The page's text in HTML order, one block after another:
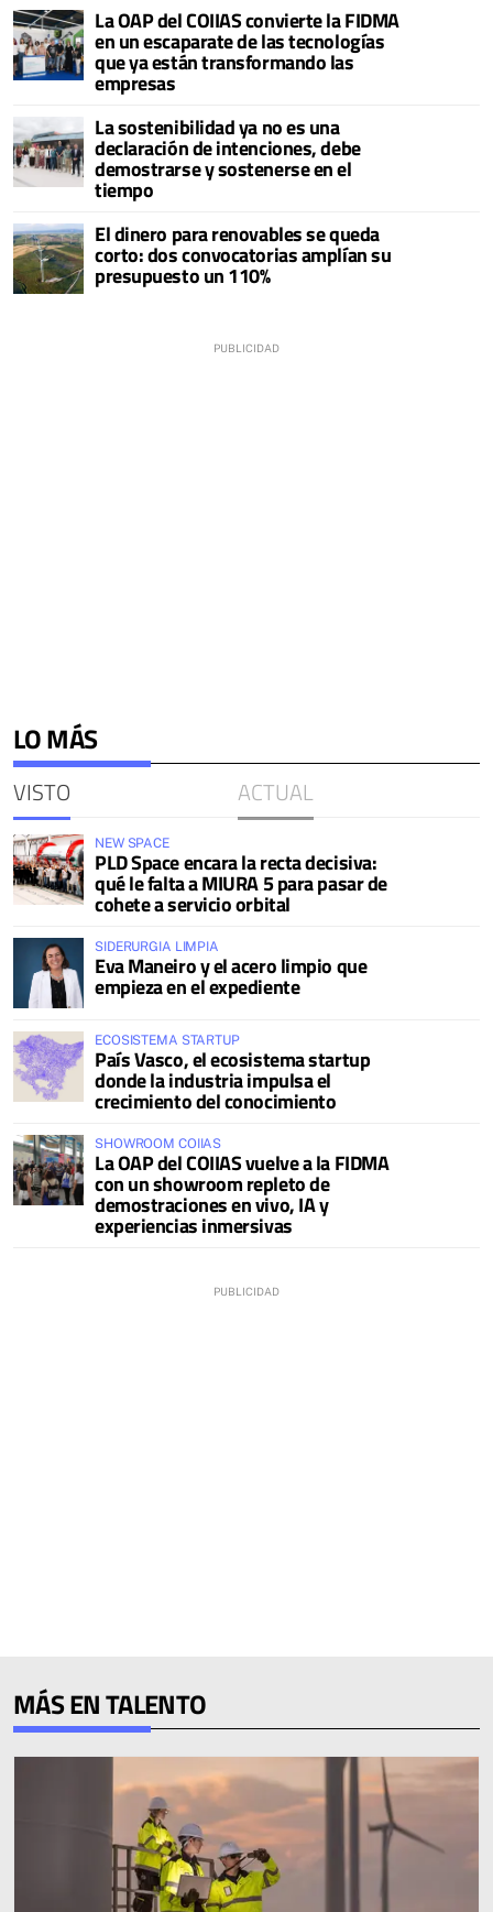
La OAP del COIIAS convierte la FIDMA
en un escaparate de las tecnologías
que ya están transformando las
empresas
La sostenibilidad ya no es una
declaración de intenciones, debe
demostrarse y sostenerse en el
tiempo
El dinero para renovables se queda
corto: dos convocatorias amplían su
presupuesto un 110%
LO MÁS
VISTO ACTUAL
NEW SPACE
PLD Space encara la recta decisiva:
qué le falta a MIURA 5 para pasar de
cohete a servicio orbital
SIDERURGIA LIMPIA
Eva Maneiro y el acero limpio que
empieza en el expediente
ECOSISTEMA STARTUP
País Vasco, el ecosistema startup
donde la industria impulsa el
crecimiento del conocimiento
SHOWROOM COIIAS
La OAP del COIIAS vuelve a la FIDMA
con un showroom repleto de
demostraciones en vivo, IA y
experiencias inmersivas
MÁS EN TALENTO